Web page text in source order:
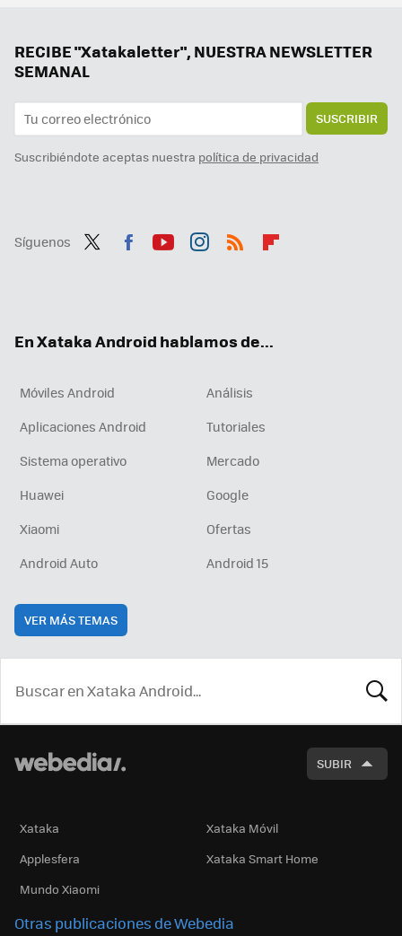
RECIBE "Xatakaletter", NUESTRA NEWSLETTER
SEMANAL
SUSCRIBIR
Suscribiéndote aceptas nuestra política de privacidad
Síguenos
En Xataka Android hablamos de...
Móviles Android
Análisis
Aplicaciones Android
Tutoriales
Sistema operativo
Mercado
Huawei
Google
Xiaomi
Ofertas
Android Auto
Android 15
VER MÁS TEMAS
SUBIR
Xataka
Xataka Móvil
Applesfera
Xataka Smart Home
Mundo Xiaomi
Otras publicaciones de Webedia